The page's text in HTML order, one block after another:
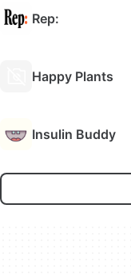
Rep:
Happy Plants
Insulin Buddy